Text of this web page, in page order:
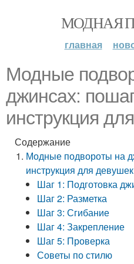
МОДНАЯ
главная
Модные
джинсах:
инструкция
Содержание
Модные подвороты на
инструкция для девушек
Шаг 1: Подготовка
Шаг 2: Разметка
Шаг 3: Сгибание
Шаг 4: Закрепление
Шаг 5: Проверка
Советы по стилю